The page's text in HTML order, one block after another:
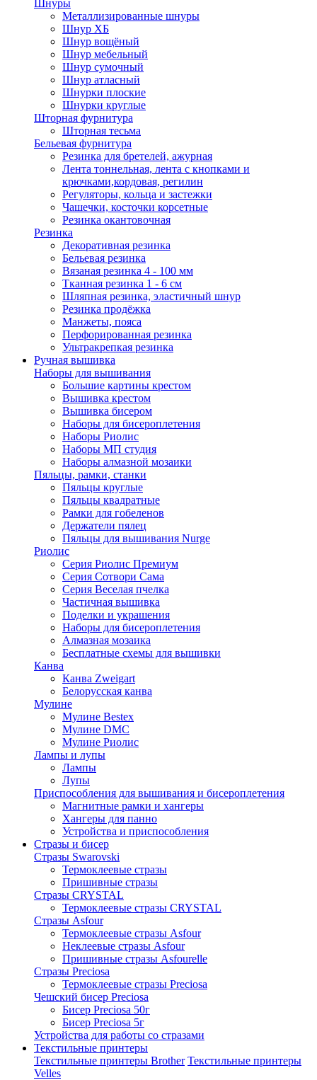
Шнуры
Металлизированные шнуры
Шнур ХБ
Шнур вощёный
Шнур мебельный
Шнур сумочный
Шнур атласный
Шнурки плоские
Шнурки круглые
Шторная фурнитура
Шторная тесьма
Бельевая фурнитура
Резинка для бретелей, ажурная
Лента тоннельная, лента с кнопками и
крючками,кордовая, регилин
Регуляторы, кольца и застежки
Чашечки, косточки корсетные
Резинка окантовочная
Резинка
Декоративная резинка
Бельевая резинка
Вязаная резинка 4 - 100 мм
Тканная резинка 1 - 6 см
Шляпная резинка, эластичный шнур
Резинка продёжка
Манжеты, пояса
Перфорированная резинка
Ультракрепкая резинка
Ручная вышивка
Наборы для вышивания
Большие картины крестом
Вышивка крестом
Вышивка бисером
Наборы для бисероплетения
Наборы Риолис
Наборы МП студия
Наборы алмазной мозаики
Пяльцы, рамки, станки
Пяльцы круглые
Пяльцы квадратные
Рамки для гобеленов
Держатели пялец
Пяльцы для вышивания Nurge
Риолис
Серия Риолис Премиум
Серия Сотвори Сама
Серия Веселая пчелка
Частичная вышивка
Поделки и украшения
Наборы для бисероплетения
Алмазная мозаика
Бесплатные схемы для вышивки
Канва
Канва Zweigart
Белорусская канва
Мулине
Мулине Bestex
Мулине DMC
Мулине Риолис
Лампы и лупы
Лампы
Лупы
Приспособления для вышивания и бисероплетения
Магнитные рамки и хангеры
Хангеры для панно
Устройства и приспособления
Стразы и бисер
Стразы Swarovski
Термоклеевые стразы
Пришивные стразы
Стразы CRYSTAL
Термоклеевые стразы CRYSTAL
Стразы Asfour
Термоклеевые стразы Asfour
Неклеевые стразы Asfour
Пришивные стразы Asfourelle
Стразы Preciosa
Термоклеевые стразы Preciosa
Чешский бисер Preciosa
Бисер Preciosa 50г
Бисер Preciosa 5г
Устройства для работы со стразами
Текстильные принтеры
Текстильные принтеры Brother Текстильные принтеры
Velles